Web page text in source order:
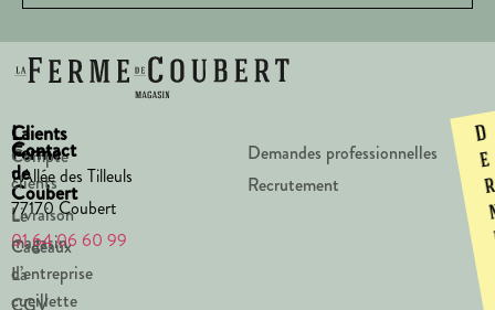
La
Ferme
de
Coubert
Le
magasin
La
cueillette
Clients
Compte
clients
Livraison
Cadeaux
d’entreprise
CGV
Contact
1 Allée des Tilleuls
77170 Coubert
01 64 06 60 99
Demandes professionnelles
Recrutement
D
e